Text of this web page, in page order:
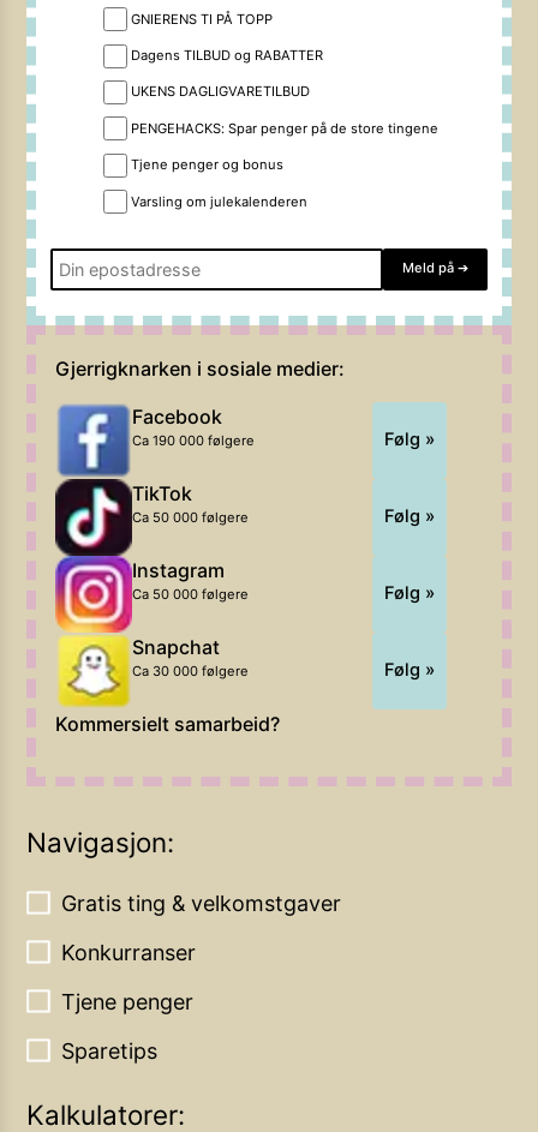
GNIERENS TI PÅ TOPP
Dagens TILBUD og RABATTER
UKENS DAGLIGVARETILBUD
PENGEHACKS: Spar penger på de store tingene
Tjene penger og bonus
Varsling om julekalenderen
Meld på ➔
Gjerrigknarken i sosiale medier:
Facebook
Ca 190 000 følgere Følg »
TikTok
Ca 50 000 følgere Følg »
Instagram
Ca 50 000 følgere Følg »
Snapchat
Ca 30 000 følgere Følg »
Kommersielt samarbeid?
Navigasjon:
Gratis ting & velkomstgaver
Konkurranser
Tjene penger
Sparetips
Kalkulatorer: